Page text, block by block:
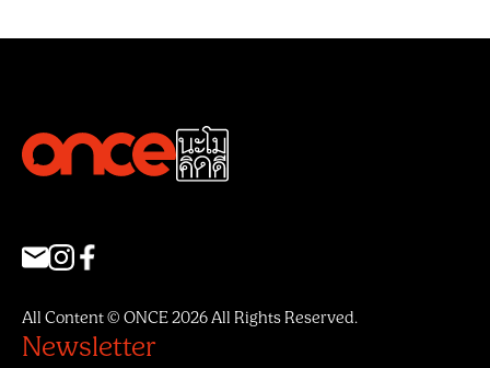
All Content © ONCE 2026 All Rights Reserved.
Newsletter